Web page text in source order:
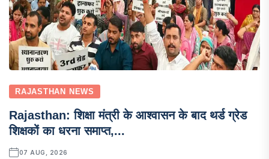
RAJASTHAN NEWS
Rajasthan: शिक्षा मंत्री के आश्वासन के बाद थर्ड ग्रेड
शिक्षकों का धरना समाप्त,...
07 AUG, 2026